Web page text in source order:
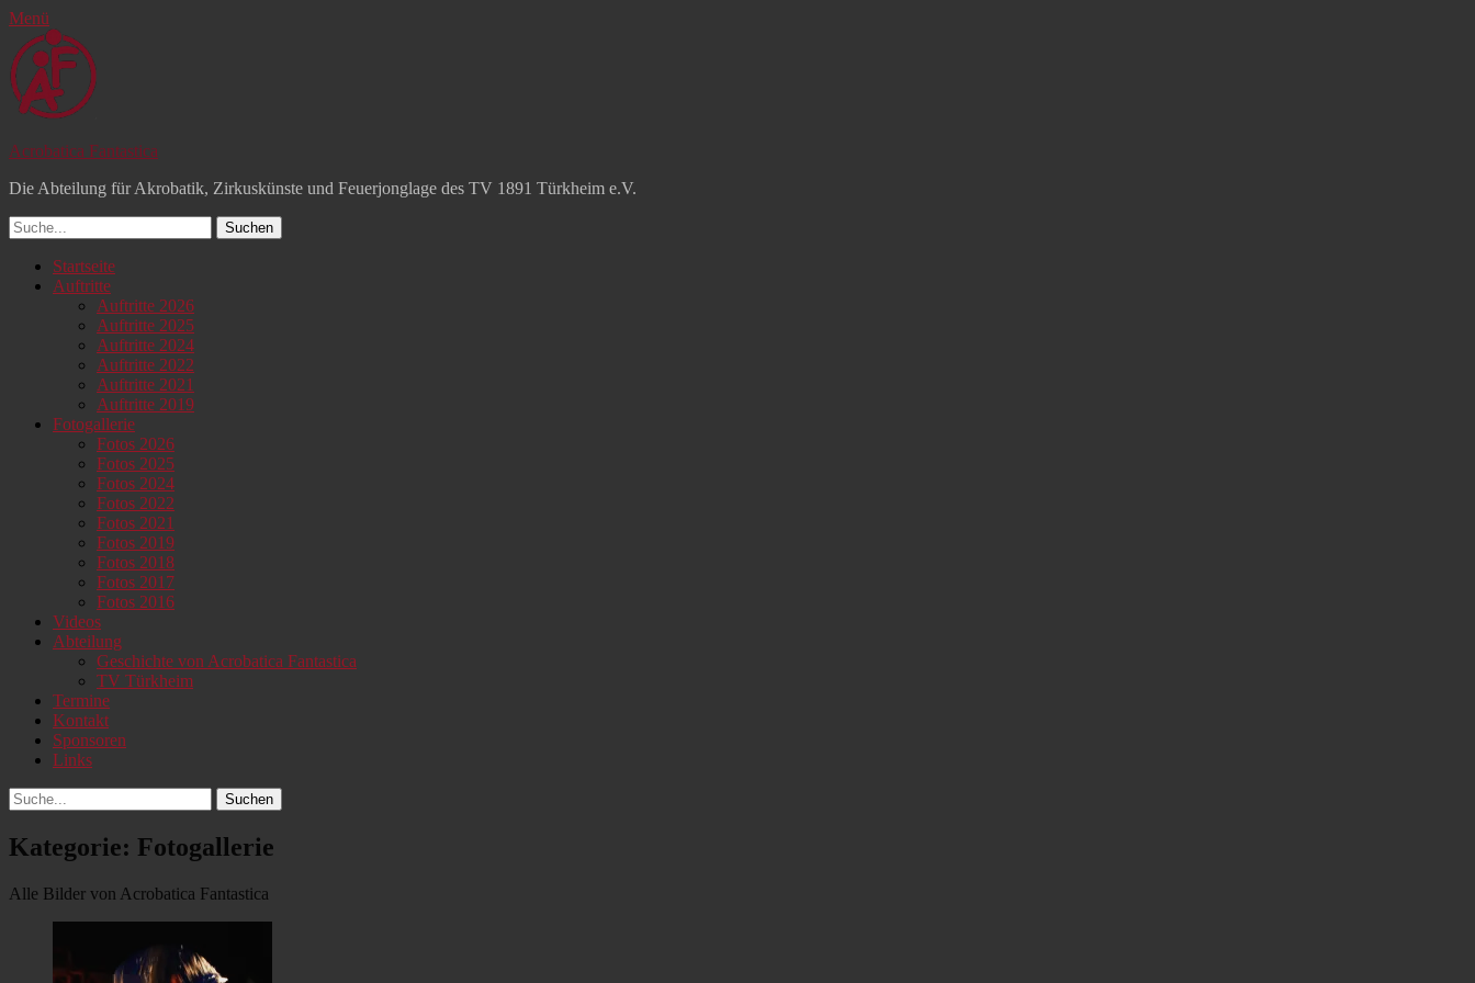
Menü
Acrobatica Fantastica
Die Abteilung für Akrobatik, Zirkuskünste und Feuerjonglage des TV 1891 Türkheim e.V.
Suchen
nach:
Primäres
Menü
Zum
Inhalt
Startseite
Auftritte
Auftritte 2026
Auftritte 2025
Auftritte 2024
Auftritte 2022
Auftritte 2021
Auftritte 2019
Fotogallerie
Fotos 2026
Fotos 2025
Fotos 2024
Fotos 2022
Fotos 2021
Fotos 2019
Fotos 2018
Fotos 2017
Fotos 2016
Videos
Abteilung
Geschichte von Acrobatica Fantastica
TV Türkheim
Termine
Kontakt
Sponsoren
Links
Suchen
Suchen
nach:
Kategorie: Fotogallerie
Alle Bilder von Acrobatica Fantastica